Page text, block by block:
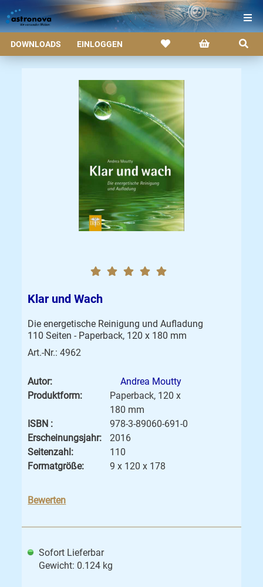
DOWNLOADS EINLOGGEN
Klar und Wach
Die energetische Reinigung und Aufladung
110 Seiten - Paperback, 120 x 180 mm
Art.-Nr.: 4962
Autor:
Andrea Moutty
Produktform:
Paperback, 120 x
180 mm
ISBN :
978-3-89060-691-0
Erscheinungsjahr:
2016
Seitenzahl:
110
Formatgröße:
9 x 120 x 178
Bewerten
Sofort Lieferbar
Gewicht: 0.124 kg